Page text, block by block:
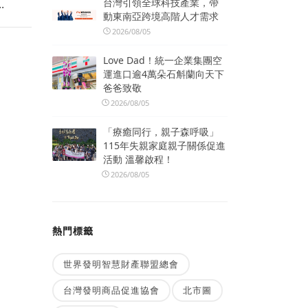
動東南亞跨境高階人才需求
2026/08/05
Love Dad！統一企業集團空
運進口逾4萬朵石斛蘭向天下
爸爸致敬
2026/08/05
「療癒同行，親子森呼吸」
115年失親家庭親子關係促進
活動 溫馨啟程！
2026/08/05
熱門標籤
世界發明智慧財產聯盟總會
台灣發明商品促進協會 北市圖